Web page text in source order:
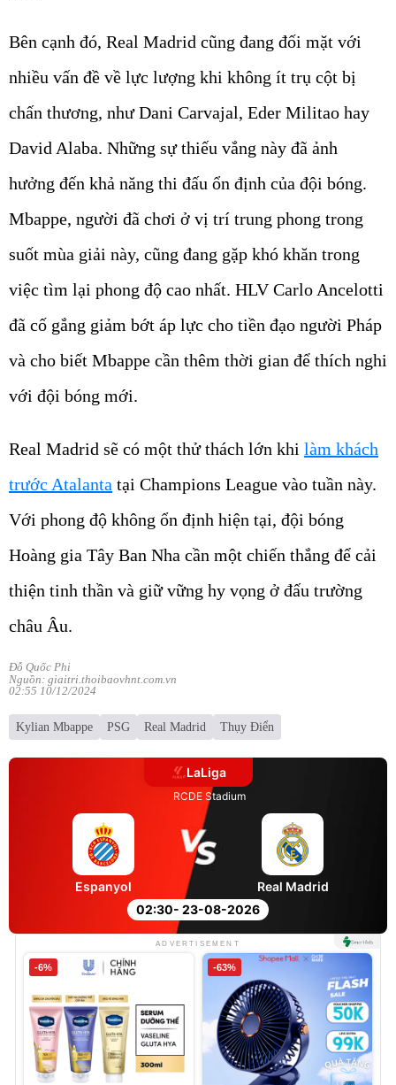
Bên cạnh đó, Real Madrid cũng đang đối mặt với
nhiều vấn đề về lực lượng khi không ít trụ cột bị
chấn thương, như Dani Carvajal, Eder Militao hay
David Alaba. Những sự thiếu vắng này đã ảnh
hưởng đến khả năng thi đấu ổn định của đội bóng.
Mbappe, người đã chơi ở vị trí trung phong trong
suốt mùa giải này, cũng đang gặp khó khăn trong
việc tìm lại phong độ cao nhất. HLV Carlo Ancelotti
đã cố gắng giảm bớt áp lực cho tiền đạo người Pháp
và cho biết Mbappe cần thêm thời gian để thích nghi
với đội bóng mới.
Real Madrid sẽ có một thử thách lớn khi làm khách
trước Atalanta tại Champions League vào tuần này.
Với phong độ không ổn định hiện tại, đội bóng
Hoàng gia Tây Ban Nha cần một chiến thắng để cải
thiện tinh thần và giữ vững hy vọng ở đấu trường
châu Âu.
Đỗ Quốc Phi
Nguồn: giaitri.thoibaovhnt.com.vn
02:55 10/12/2024
Kylian Mbappe PSG Real Madrid Thụy Điển
LaLiga
RCDE Stadium
02:30- 23-08-2026
Espanyol Real Madrid
ADVERTISEMENT
-6% -63%